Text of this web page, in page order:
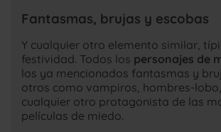
Fantasmas, brujas y escobas
Y cualquier otro elemento similar,
festividad. Todos los personajes de
los ya mencionados fantasmas y
otros como vampiros, hombres-
cualquier otro protagonista de las
películas de miedo.